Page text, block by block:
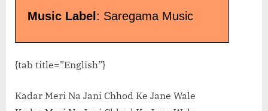
Music Label : Saregama Music
{tab title=”English”}
Kadar Meri Na Jani Chhod Ke Jane Wale